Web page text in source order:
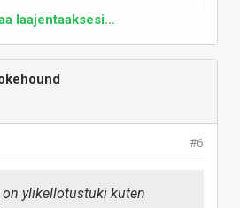
www.techpowerup.com
Review: Stunning gaming
productivity
laajentaaksesi...
#6
ylikellotustuki kuten